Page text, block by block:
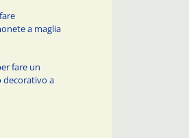
a maglia
fare un
decorativo a